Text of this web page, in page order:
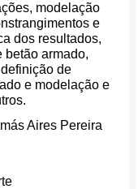
modelação
e
dos resultados,
betão armado,
de
e modelação e
Aires Pereira